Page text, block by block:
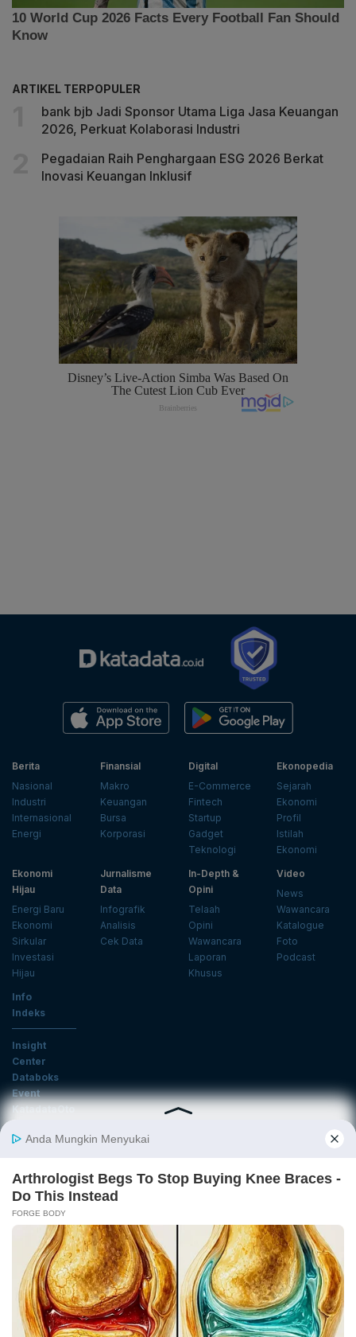
ARTIKEL TERPOPULER
bank bjb Jadi Sponsor Utama Liga Jasa Keuangan
2026, Perkuat Kolaborasi Industri
Pegadaian Raih Penghargaan ESG 2026 Berkat
Inovasi Keuangan Inklusif
Berita
Nasional
Industri
Internasional
Energi
Finansial
Makro
Keuangan
Bursa
Korporasi
Digital
E-Commerce
Fintech
Startup
Gadget
Teknologi
Ekonopedia
Sejarah
Ekonomi
Profil
Istilah
Ekonomi
Ekonomi
Hijau
Energi Baru
Ekonomi
Sirkular
Investasi
Hijau
Jurnalisme
Data
Infografik
Analisis
Cek Data
In-Depth &
Opini
Telaah
Opini
Wawancara
Laporan
Khusus
Video
News
Wawancara
Katalogue
Foto
Podcast
Info
Indeks
Insight
Center
Databoks
Event
KatadataOto
Email
Daftar
Tentang Katadata Advertising Karier
Pedoman Media Siber
Kebijakan Privasi
Disclaimer
Hubungi Kami
©2026 Katadata. Hak cipta dilindungi Undang-undang.